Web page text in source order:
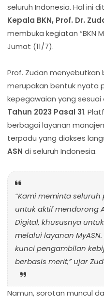
seluruh Indonesia. Hal ini
Kepala BKN, Prof. Dr.
membuka kegiatan “BKN
Jumat (11/7).
Prof. Zudan menyebutkan
merupakan bentuk nyata
kepegawaian yang
Tahun 2023 Pasal 31.
berbagai layanan
terpadu yang diakses
ASN di seluruh Indonesia.
“Kami meminta
untuk aktif mendorong
Digital, khususnya
melalui layanan MyASN
kunci pengambilan
berbasis merit,” ujar
Namun, sorotan muncul